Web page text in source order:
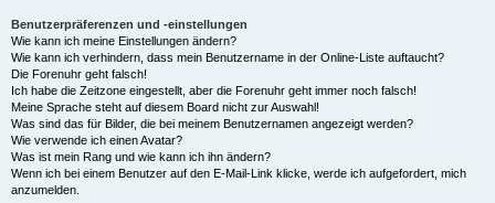
Benutzerpräferenzen und -einstellungen
Wie kann ich meine Einstellungen ändern?
Wie kann ich verhindern, dass mein Benutzername in der Online-Liste auftaucht?
Die Forenuhr geht falsch!
Ich habe die Zeitzone eingestellt, aber die Forenuhr geht immer noch falsch!
Meine Sprache steht auf diesem Board nicht zur Auswahl!
Was sind das für Bilder, die bei meinem Benutzernamen angezeigt werden?
Wie verwende ich einen Avatar?
Was ist mein Rang und wie kann ich ihn ändern?
Wenn ich bei einem Benutzer auf den E-Mail-Link klicke, werde ich aufgefordert, mich
anzumelden.